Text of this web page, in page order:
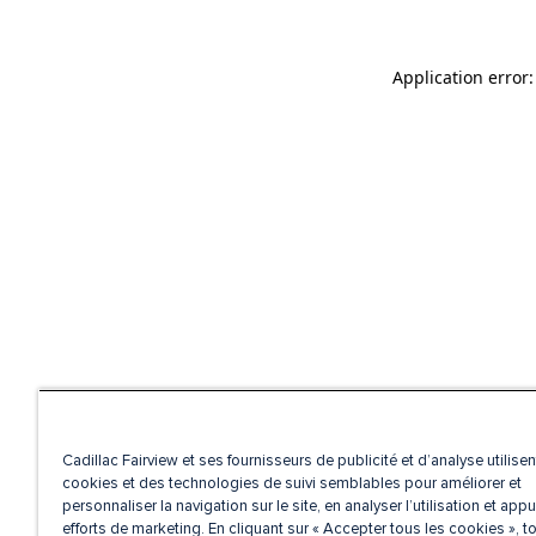
Application
Cadillac Fairview et ses fournisseurs de publicité et d’analyse
cookies et des technologies de suivi semblables pour améliorer et
personnaliser la navigation sur le site, en analyser l’utilisation et
efforts de marketing. En cliquant sur « Accepter tous les cookies »,